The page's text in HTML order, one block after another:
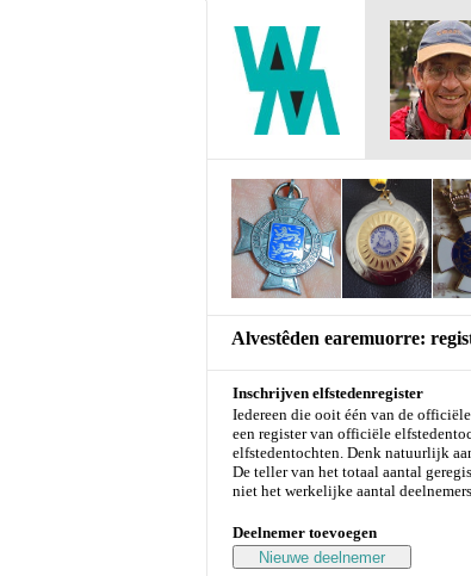
Alvestêden earemuorre:
Inschrijven elfstedenregister
Iedereen die ooit één van de
een register van officiële
elfstedentochten. Denk natuurlijk
De teller van het totaal aantal
niet het werkelijke aantal
Deelnemer toevoegen